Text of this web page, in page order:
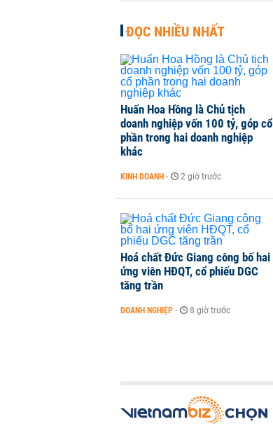
ĐỌC NHIỀU NHẤT
Huấn Hoa Hồng là Chủ tịch
doanh nghiệp vốn 100 tỷ, góp cổ
phần trong hai doanh nghiệp
khác
KINH DOANH - 2 giờ trước
Hoá chất Đức Giang công bố hai
ứng viên HĐQT, cổ phiếu DGC
tăng trần
DOANH NGHIỆP - 8 giờ trước